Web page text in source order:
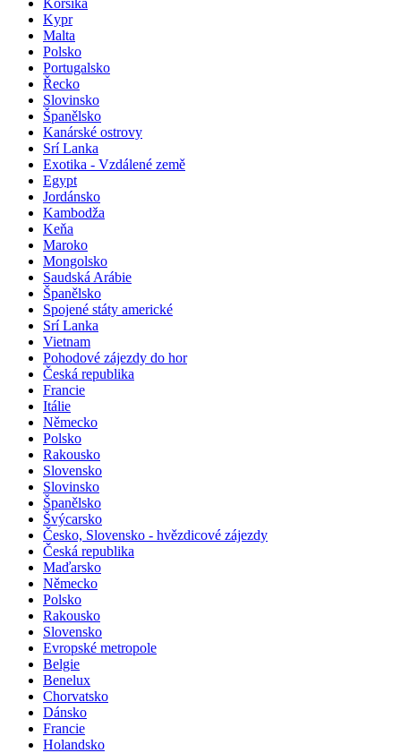
Korsika
Kypr
Malta
Polsko
Portugalsko
Řecko
Slovinsko
Španělsko
Kanárské ostrovy
Srí Lanka
Exotika - Vzdálené země
Egypt
Jordánsko
Kambodža
Keňa
Maroko
Mongolsko
Saudská Arábie
Španělsko
Spojené státy americké
Srí Lanka
Vietnam
Pohodové zájezdy do hor
Česká republika
Francie
Itálie
Německo
Polsko
Rakousko
Slovensko
Slovinsko
Španělsko
Švýcarsko
Česko, Slovensko - hvězdicové zájezdy
Česká republika
Maďarsko
Německo
Polsko
Rakousko
Slovensko
Evropské metropole
Belgie
Benelux
Chorvatsko
Dánsko
Francie
Holandsko